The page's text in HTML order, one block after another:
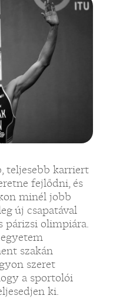
teljesebb karriert
fejlődni, és
minél jobb
új csapatával
párizsi olimpiára.
szakán
szeret
a sportolói
ki.